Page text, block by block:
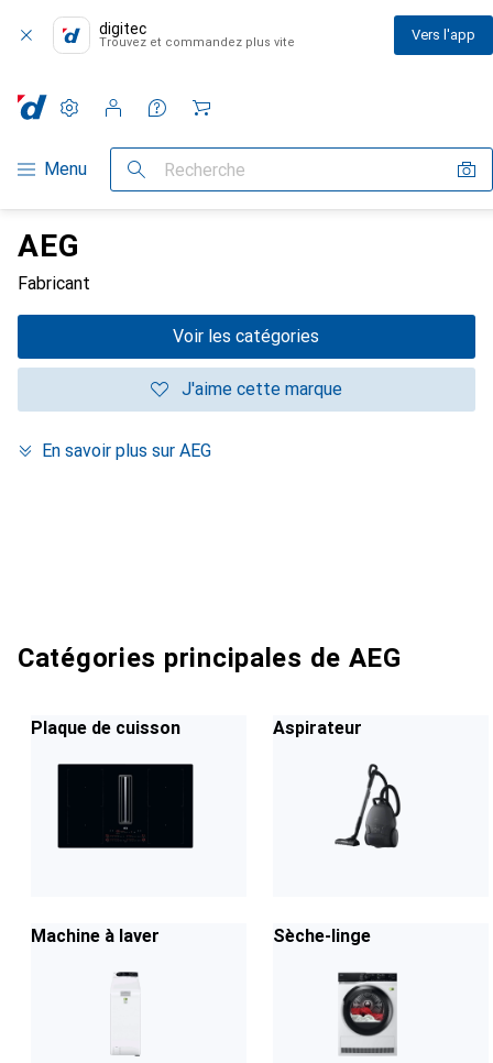
digitec
Trouvez et commandez plus vite Vers l'app
Navigation par catégorie
Menu Recherche
Paramètres
Compte client
Listes de comparaison
Listes d'envies
Panier
AEG
Fabricant
Voir les catégories
J'aime cette marque
En savoir plus sur AEG
Catégories principales de AEG
Plaque de cuisson Aspirateur
Machine à laver Sèche-linge